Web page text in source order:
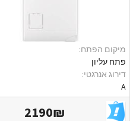
מיקום הפתח:
פתח עליון
דירוג אנרגטי:
A
2190₪